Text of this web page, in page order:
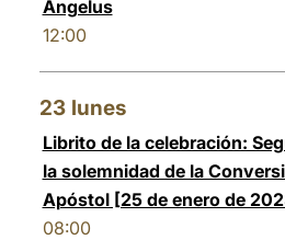
Ángelus
12:00
23 lunes
Librito de la celebración:
la solemnidad de la
Apóstol [25 de enero de
08:00